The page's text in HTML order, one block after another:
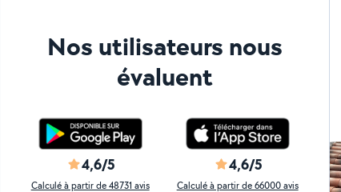
Nos utilisateurs nous
évaluent
4,6/5
Calculé à partir de 48731 avis
4,6/5
Calculé à partir de 66000 avis